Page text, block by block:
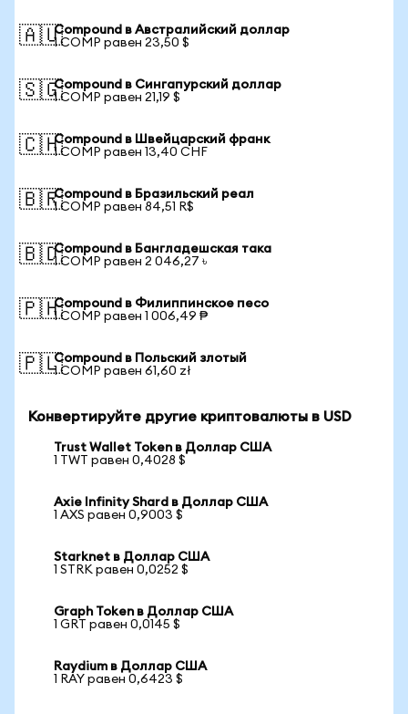
🇦🇺Compound в Австралийский доллар
1 COMP равен 23,50 $
🇸🇬Compound в Сингапурский доллар
1 COMP равен 21,19 $
🇨🇭Compound в Швейцарский франк
1 COMP равен 13,40 CHF
🇧🇷Compound в Бразильский реал
1 COMP равен 84,51 R$
🇧🇩Compound в Бангладешская така
1 COMP равен 2 046,27 ৳
🇵🇭Compound в Филиппинское песо
1 COMP равен 1 006,49 ₱
🇵🇱Compound в Польский злотый
1 COMP равен 61,60 zł
Конвертируйте другие криптовалюты в USD
Trust Wallet Token в Доллар США
1 TWT равен 0,4028 $
Axie Infinity Shard в Доллар США
1 AXS равен 0,9003 $
Starknet в Доллар США
1 STRK равен 0,0252 $
Graph Token в Доллар США
1 GRT равен 0,0145 $
Raydium в Доллар США
1 RAY равен 0,6423 $